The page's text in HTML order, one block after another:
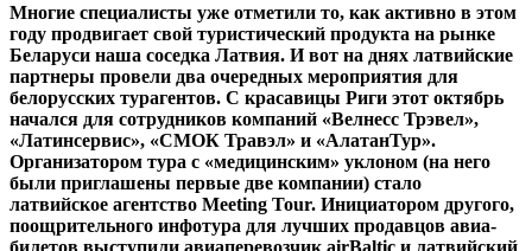
Многие специалисты уже отметили то, как активно в этом
году продвигает свой туристический продукта на рынке
Беларуси наша соседка Латвия. И вот на днях латвийские
партнеры провели два очередных мероприятия для
белорусских турагентов. С красавицы Риги этот октябрь
начался для сотрудников компаний «Велнесс Трэвел»,
«Латинсервис», «СМОК Травэл» и «АлатанТур».
Организатором тура с «медицинским» уклоном (на него
были приглашены первые две компании) стало
латвийское агентство Meeting Tour. Инициатором другого,
поощрительного инфотура для лучших продавцов авиа­
билетов выступили авиаперевозчик airBaltic и латвийский